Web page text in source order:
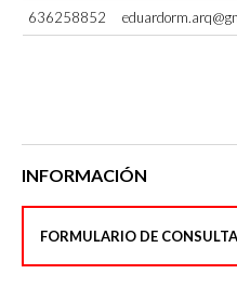
636258852
INFORMACIÓN
FORMULARIO DE